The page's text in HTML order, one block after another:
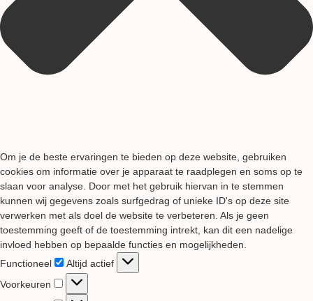
Om je de beste ervaringen te bieden op deze website, gebruiken
cookies om informatie over je apparaat te raadplegen en soms op te
slaan voor analyse. Door met het gebruik hiervan in te stemmen
kunnen wij gegevens zoals surfgedrag of unieke ID's op deze site
verwerken met als doel de website te verbeteren. Als je geen
toestemming geeft of de toestemming intrekt, kan dit een nadelige
invloed hebben op bepaalde functies en mogelijkheden.
Functioneel
Functioneel
Altijd actief
Voorkeuren
Voorkeuren